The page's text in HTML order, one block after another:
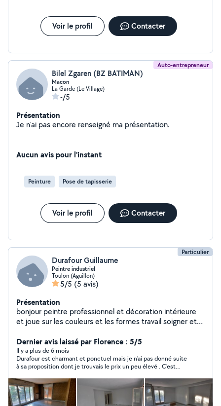
Voir le profil Contacter
Auto-entrepreneur
Bilel Zgaren (BZ BATIMAN)
Macon
La Garde (Le Village)
-/5
Présentation
Je n'ai pas encore renseigné ma présentation.
Aucun avis pour l'instant
Peinture Pose de tapisserie
Voir le profil Contacter
Particulier
Durafour Guillaume
Peintre industriel
Toulon (Aguillon)
5/5 (5 avis)
Présentation
bonjour peintre professionnel et décoration intérieure
et joue sur les couleurs et les formes travail soigner et
Dernier avis laissé par Florence : 5/5
Il y a plus de 6 mois
Durafour est charmant et ponctuel mais je n'ai pas donné suite
à sa proposition dont je trouvais le prix un peu élevé . C'est
donc pas possible de donner mon avis sur le travail de Durafour
.